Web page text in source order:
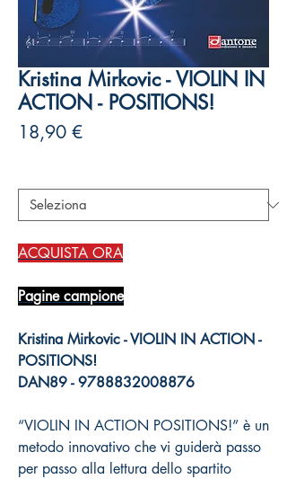
Kristina Mirkovic - VIOLIN IN
ACTION - POSITIONS!
18,90 €Prezzo
ACQUISTA ORA
Pagine campione
Kristina Mirkovic - VIOLIN IN ACTION -
POSITIONS!
DAN89 - 9788832008876
“VIOLIN IN ACTION POSITIONS!” è un
metodo innovativo che vi guiderà passo
per passo alla lettura dello spartito